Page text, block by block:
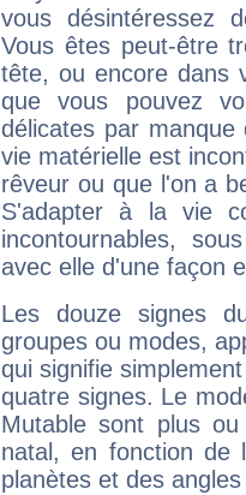
vous désintéressez
Vous êtes peut-être
tête, ou encore dans
que vous pouvez
délicates par
vie matérielle est
rêveur ou que l'on a
S'adapter à la vie
incontournables,
avec elle d'une façon
Les douze signes
groupes ou modes,
qui signifie
quatre signes. Le
Mutable sont plus
natal, en fonction de
planètes et des